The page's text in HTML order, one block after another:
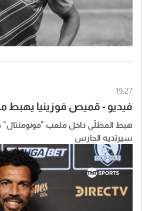
19:27
فيديو - قميص فوزينيا يهبط
هبط المظلّي داخل ملعب "مونومنتال"
سيرتديه الحارس